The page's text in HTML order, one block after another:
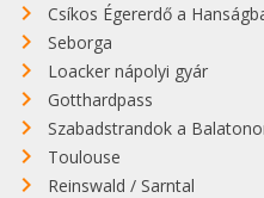
Csíkos Égererdő a
Seborga
Loacker nápolyi gyár
Gotthardpass
Szabadstrandok a
Toulouse
Reinswald / Sarntal